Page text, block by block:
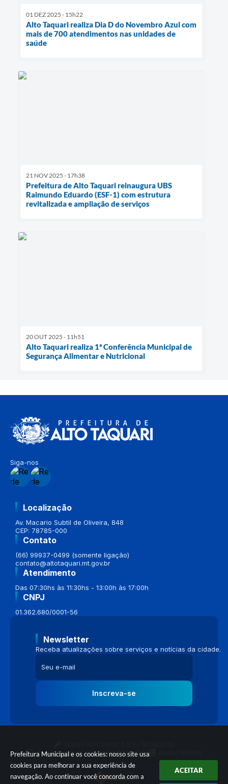
Prefeitura Municipal e os cookies: nosso site usa
cookies para melhorar a sua experiência de
navegação. Ao continuar você concorda com a
ACEITAR
01 DEZ 2025 - 15h22
Alto Taquari realiza Dia D do Novembro Azul com
mais de 700 atendimentos nas unidades de
saúde
21 NOV 2025 - 17h38
Prefeitura de Alto Taquari reinaugura UBS
Raimundo Eduardo (ESF-1) com estrutura
revitalizada e ampliação de serviços
20 OUT 2025 - 11h51
Alto Taquari realiza 1ª Conferência Municipal de
Segurança Alimentar e Nutricional
Siga-nos
Localização
Av. Macario Subtil de Oliveira, 848
CEP: 78785-000
Contato
(66) 99937-0499 (somente ligação)
contato@altotaquari.mt.gov.br
Atendimento
Das 07:30hs às 11:30hs - 13:00h às 17:00h
CNPJ
01.362.680/0001-56
Newsletter
Receba atualizações sobre serviços e notícias da cidade.
Inscreva-se
Portal atualizado em:04/08/2026 16:58